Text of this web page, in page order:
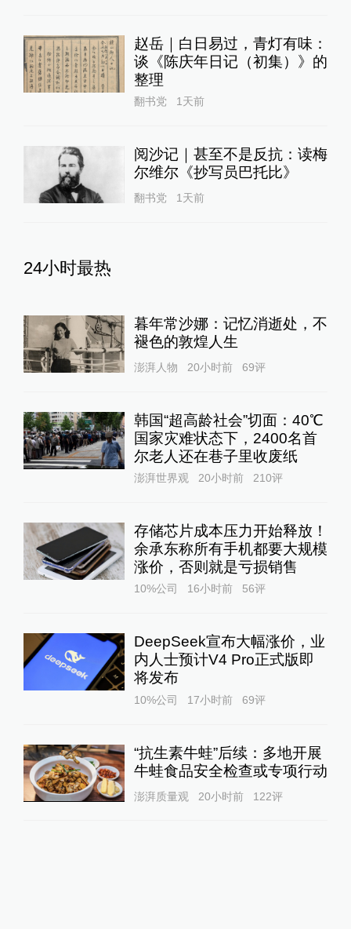
赵岳｜白日易过，青灯有味：
谈《陈庆年日记（初集）》的
整理
翻书党 1天前
阅沙记｜甚至不是反抗：读梅
尔维尔《抄写员巴托比》
翻书党 1天前
24小时最热
暮年常沙娜：记忆消逝处，不
褪色的敦煌人生
澎湃人物 20小时前 69评
韩国“超高龄社会”切面：40℃
国家灾难状态下，2400名首
尔老人还在巷子里收废纸
澎湃世界观 20小时前 210评
存储芯片成本压力开始释放！
余承东称所有手机都要大规模
涨价，否则就是亏损销售
10%公司 16小时前 56评
DeepSeek宣布大幅涨价，业
内人士预计V4 Pro正式版即
将发布
10%公司 17小时前 69评
“抗生素牛蛙”后续：多地开展
牛蛙食品安全检查或专项行动
澎湃质量观 20小时前 122评